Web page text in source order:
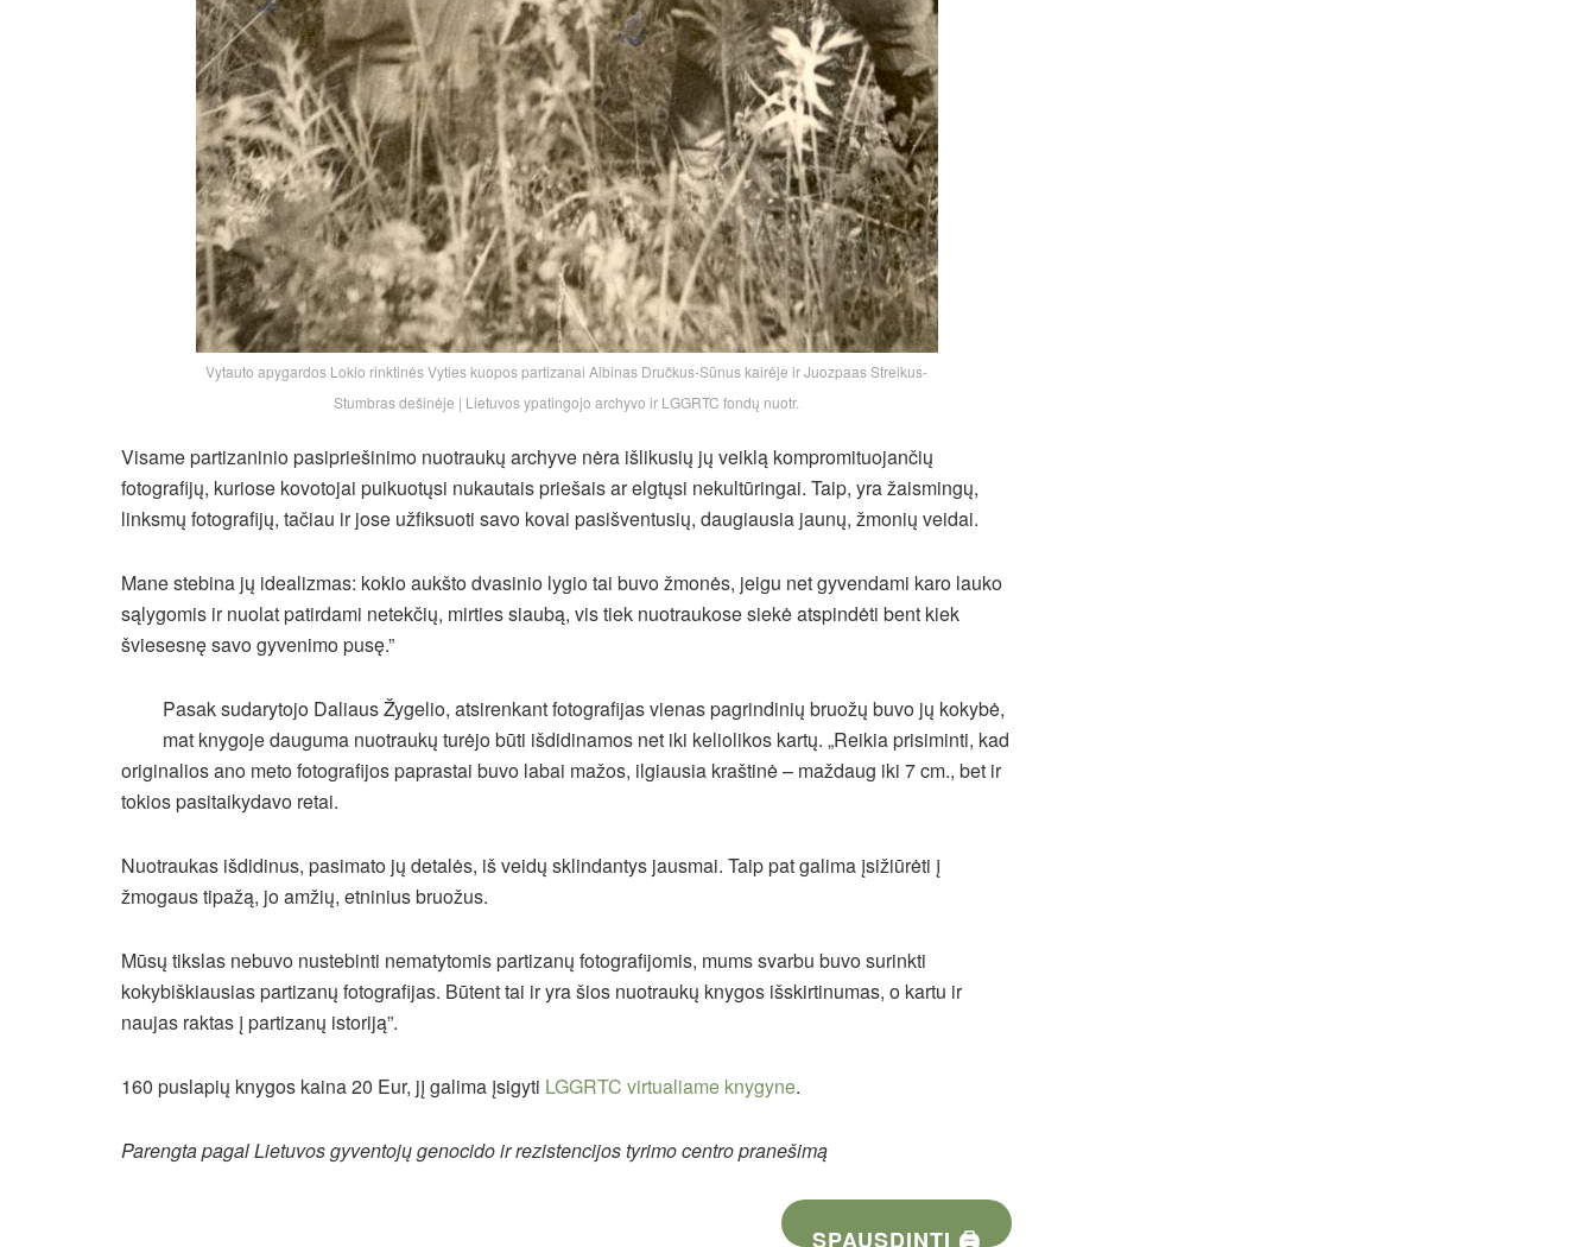
Vytauto apygardos Lokio rinktinės Vyties kuopos partizanai Albinas Dručkus-Sūnus kairėje ir Juozpaas Streikus-
Stumbras dešinėje | Lietuvos ypatingojo archyvo ir LGGRTC fondų nuotr.
Visame partizaninio pasipriešinimo nuotraukų archyve nėra išlikusių jų veiklą kompromituojančių
fotografijų, kuriose kovotojai puikuotųsi nukautais priešais ar elgtųsi nekultūringai. Taip, yra žaismingų,
linksmų fotografijų, tačiau ir jose užfiksuoti savo kovai pasišventusių, daugiausia jaunų, žmonių veidai.
Mane stebina jų idealizmas: kokio aukšto dvasinio lygio tai buvo žmonės, jeigu net gyvendami karo lauko
sąlygomis ir nuolat patirdami netekčių, mirties siaubą, vis tiek nuotraukose siekė atspindėti bent kiek
šviesesnę savo gyvenimo pusę.”
Pasak sudarytojo Daliaus Žygelio, atsirenkant fotografijas vienas pagrindinių bruožų buvo jų kokybė,
mat knygoje dauguma nuotraukų turėjo būti išdidinamos net iki keliolikos kartų. „Reikia prisiminti, kad
originalios ano meto fotografijos paprastai buvo labai mažos, ilgiausia kraštinė – maždaug iki 7 cm., bet ir
tokios pasitaikydavo retai.
Nuotraukas išdidinus, pasimato jų detalės, iš veidų sklindantys jausmai. Taip pat galima įsižiūrėti į
žmogaus tipažą, jo amžių, etninius bruožus.
Mūsų tikslas nebuvo nustebinti nematytomis partizanų fotografijomis, mums svarbu buvo surinkti
kokybiškiausias partizanų fotografijas. Būtent tai ir yra šios nuotraukų knygos išskirtinumas, o kartu ir
naujas raktas į partizanų istoriją”.
160 puslapių knygos kaina 20 Eur, jį galima įsigyti LGGRTC virtualiame knygyne.
Parengta pagal Lietuvos gyventojų genocido ir rezistencijos tyrimo centro pranešimą
SPAUSDINTI 🖨